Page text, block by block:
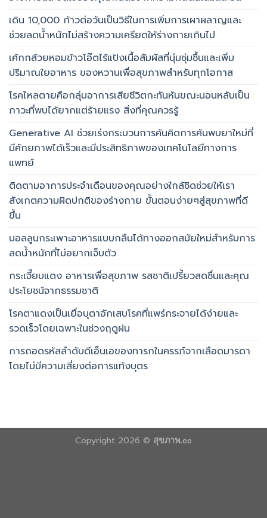
เดิน 10,000 ก้าวต่อวันเป็นวิธีในการเพิ่มการเผาผลาญและ
ช่วยลดน้ำหนักไม่สร้างความเครียดให้ร่างกายเกินไป
เค้กกล้วยหอมข้าวโอ๊ตไร้แป้งเนื้อสัมผัสที่นุ่มชุ่มชื้นและเพิ่ม
ปริมาณใยอาหาร ของหวานเพื่อสุขภาพสำหรับทุกโอกาส
โรคไหลตายคือกลุ่มอาการเสียชีวิตกะทันหันขณะนอนหลับเป็น
ภาวะที่พบได้ยากแต่ร้ายแรง สิ่งที่คุณควรรู้
Generative AI ช่วยเร่งกระบวนการค้นคิดการค้นพบยาใหม่ที่
มีศักยภาพได้เร็วและมีประสิทธิภาพของเทคโนโลยีทางการ
แพทย์
ติดตามอาการประจำเดือนของคุณอย่างใกล้ชิดช่วยให้เรา
สังเกตความผิดปกติของร่างกาย ขั้นตอนง่ายๆสู่สุขภาพที่ดี
ขึ้น
บอลลูนกระเพาะอาหารแบบกลืนได้ทางออกสมัยใหม่สำหรับการ
ลดน้ำหนักที่ไม่อยากเจ็บตัว
กระเจี๊ยบแดง อาหารเพื่อสุขภาพ รสชาติเปรี้ยวสดชื่นและคุณ
ประโยชน์จากธรรมชาติ
โรคตาแดงเป็นเยื่อบุตาอักเสบโรคที่แพร่กระจายได้ง่ายและ
รวดเร็วโดยเฉพาะในช่วงฤดูฝน
การถอดรหัสลำดับดีเอ็นเอของทารกในครรภ์จากเลือดมารดา
โดยไม่มีความเสี่ยงต่อการแท้งบุตร
Copyright 2026 © สุขภาพ.cc